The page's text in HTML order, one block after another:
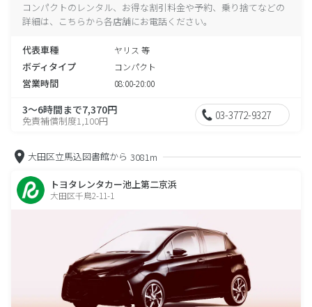
コンパクトのレンタル、お得な割引料金や予約、乗り捨てなどの
詳細は、こちらから各店舗にお電話ください。
代表車種 ヤリス 等
ボディタイプ コンパクト
営業時間 08:00-20:00
3～6時間まで7,370円
免責補償制度1,100円 03-3772-9327
大田区立馬込図書館から 3081m
トヨタレンタカー池上第二京浜
大田区千鳥2-11-1